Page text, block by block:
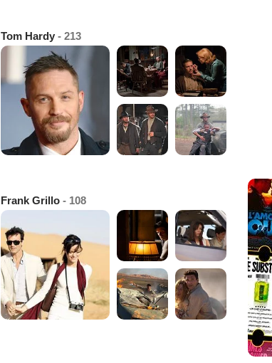
Tom Hardy - 213
Frank Grillo - 108